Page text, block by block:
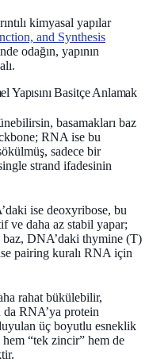
kimyasal yapılar
and Synthesis
odağın, yapının
Yapısını Basitçe Anlamak
basamakları baz
; RNA ise bu
sadece bir
strand ifadesinin
ise deoxyribose, bu
ve daha az stabil yapar;
DNA’daki thymine (T)
pairing kuralı RNA için
rahat bükülebilir,
RNA’ya protein
üç boyutlu esneklik
hem “tek zincir” hem de